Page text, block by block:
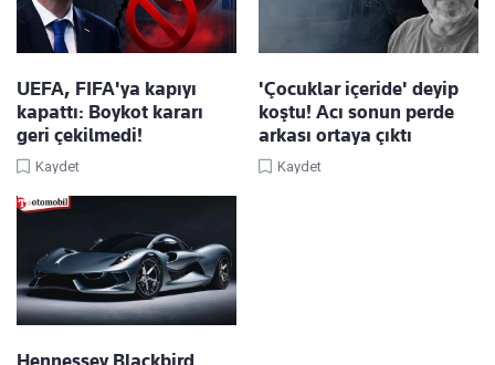
UEFA, FIFA'ya kapıyı
kapattı: Boykot kararı
geri çekilmedi!
Kaydet
'Çocuklar içeride' deyip
koştu! Acı sonun perde
arkası ortaya çıktı
Kaydet
Hennessey Blackbird